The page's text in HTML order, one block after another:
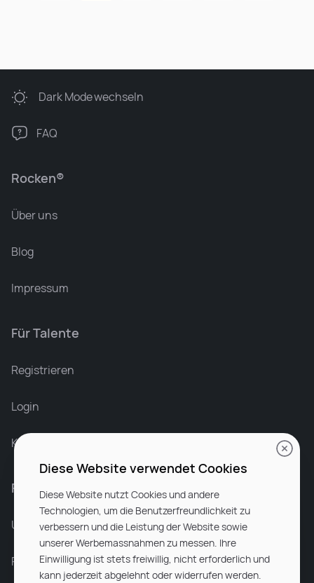
Rocken®
Über uns
Blog
Impressum
Für Talente
Registrieren
Login
Karriere bei Rocken
Für Unternehmen
Unsere Dienstleistungen
Partnerunternehmen
Dark Modewechseln
FAQ
Diese Website verwendet Cookies
Diese Website nutzt Cookies und andere
Technologien, um die Benutzerfreundlichkeit zu
verbessern und die Leistung der Website sowie
unserer Werbemassnahmen zu messen. Ihre
Einwilligung ist stets freiwillig, nicht erforderlich und
kann jederzeit abgelehnt oder widerrufen werden.